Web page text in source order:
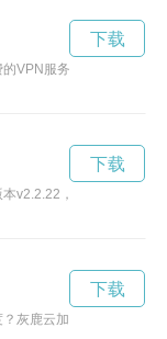
VPN服务，让用户可以
下载
v2.2.22，这次更新主要
下载
灰鹿云加速器是一个不
下载